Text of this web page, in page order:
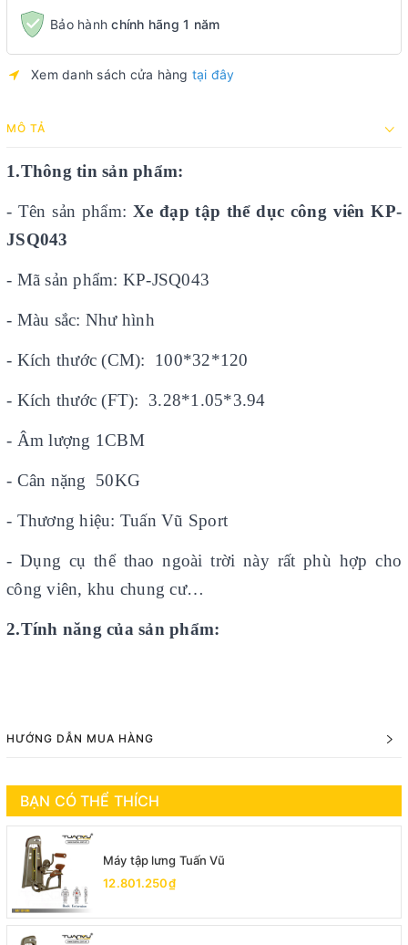
Bảo hànhchính hãng 1 năm
Xem danh sách cửa hàng tại đây
MÔ TẢ
1.Thông tin sản phẩm:
- Tên sản phẩm: Xe đạp tập thể dục công viên KP-
JSQ043
- Mã sản phẩm: KP-JSQ043
- Màu sắc: Như hình
- Kích thước (CM): 100*32*120
- Kích thước (FT): 3.28*1.05*3.94
- Âm lượng 1CBM
- Cân nặng 50KG
- Thương hiệu: Tuấn Vũ Sport
- Dụng cụ thể thao ngoài trời này rất phù hợp cho
công viên, khu chung cư…
2.Tính năng của sản phẩm:
HƯỚNG DẪN MUA HÀNG
BẠN CÓ THỂ THÍCH
Máy tập lưng Tuấn Vũ
12.801.250₫